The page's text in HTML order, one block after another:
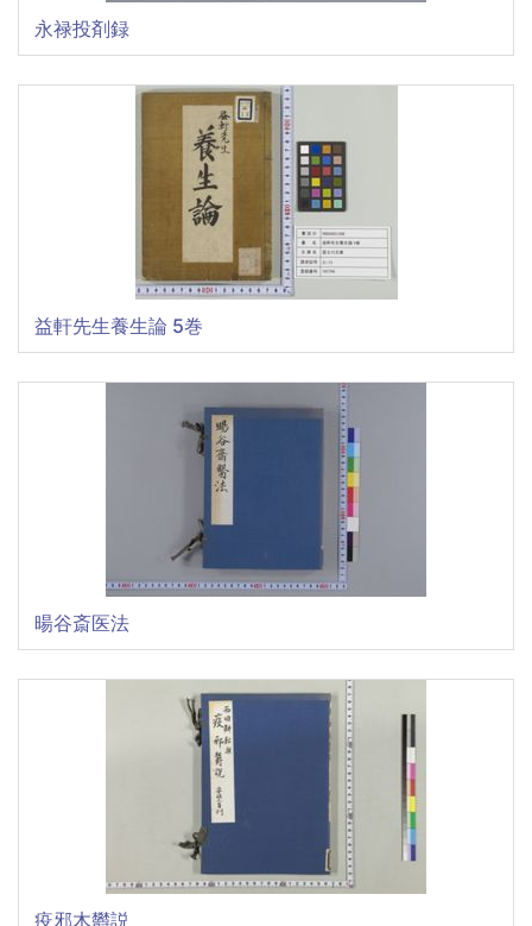
永禄投剤録
益軒先生養生論 5巻
暘谷斎医法
疫邪木欝説